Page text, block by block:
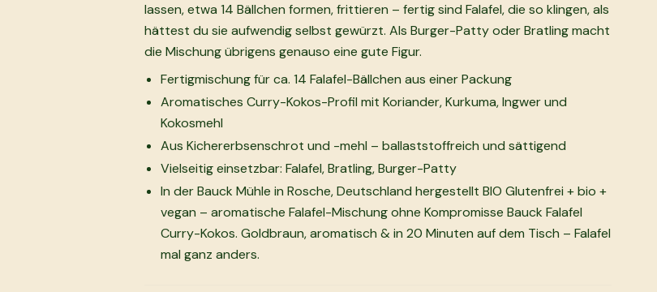
lassen, etwa 14 Bällchen formen, frittieren – fertig sind Falafel, die so klingen, als
hättest du sie aufwendig selbst gewürzt. Als Burger-Patty oder Bratling macht
die Mischung übrigens genauso eine gute Figur.
Fertigmischung für ca. 14 Falafel-Bällchen aus einer Packung
Aromatisches Curry-Kokos-Profil mit Koriander, Kurkuma, Ingwer und
Kokosmehl
Aus Kichererbsenschrot und -mehl – ballaststoffreich und sättigend
Vielseitig einsetzbar: Falafel, Bratling, Burger-Patty
In der Bauck Mühle in Rosche, Deutschland hergestellt BIO Glutenfrei + bio +
vegan – aromatische Falafel-Mischung ohne Kompromisse Bauck Falafel
Curry-Kokos. Goldbraun, aromatisch & in 20 Minuten auf dem Tisch – Falafel
mal ganz anders.